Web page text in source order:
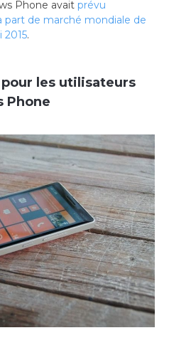
Phone avait prévu
part de marché mondiale de
2015.
les utilisateurs
Phone